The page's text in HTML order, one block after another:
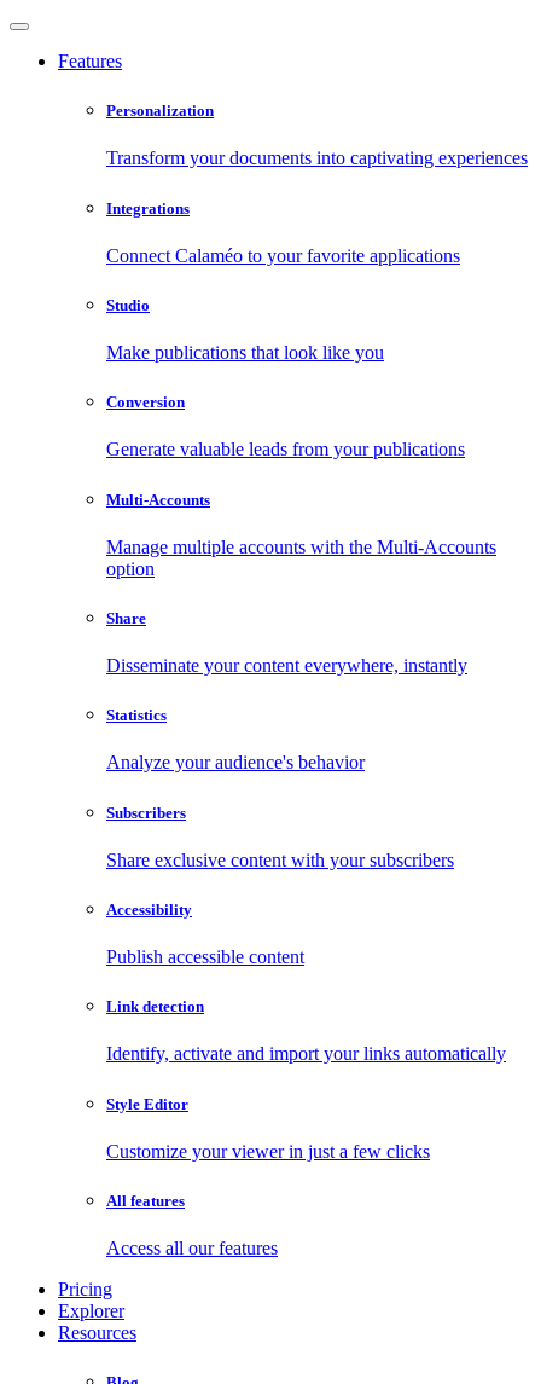
Features
Personalization
Transform your documents into captivating experiences
Integrations
Connect Calaméo to your favorite applications
Studio
Make publications that look like you
Conversion
Generate valuable leads from your publications
Multi-Accounts
Manage multiple accounts with the Multi-Accounts
option
Share
Disseminate your content everywhere, instantly
Statistics
Analyze your audience's behavior
Subscribers
Share exclusive content with your subscribers
Accessibility
Publish accessible content
Link detection
Identify, activate and import your links automatically
Style Editor
Customize your viewer in just a few clicks
All features
Access all our features
Pricing
Explorer
Resources